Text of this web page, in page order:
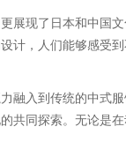
展现了日本和中国
计，人们能够感受到
融入到传统的中式
共同探索。无论是